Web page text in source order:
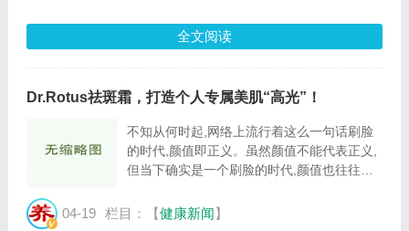
全文阅读
Dr.Rotus祛斑霜，打造个人专属美肌“高光”！
不知从何时起,网络上流行着这么一句话刷脸
的时代,颜值即正义。虽然颜值不能代表正义,
但当下确实是一个刷脸的时代,颜值也往往能
颜值的自我追求和打造。 很多人在这一过程
04-19 栏目：【健康新闻】